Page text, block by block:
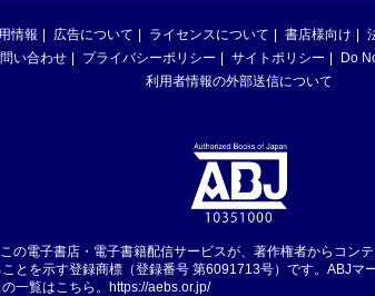
情報 広告について ライセンスについて 書店様向け
い合わせ プライバシーポリシー サイトポリシー
Do
利用者情報の外部送信について
の電子書店・電子書籍配信サービスが、著作権者からコン
とを示す登録商標（登録番号 第6091713号）です。ABJマ
一覧はこちら。 https://aebs.or.jp/